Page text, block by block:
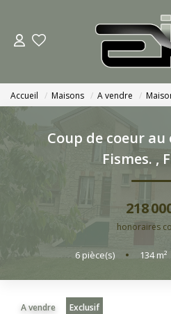
Nous
Nos
Accueil Maisons A vendre
Coup de coeur
Fismes. ,
218
honoraires
6pièce(s) • 134m²
A vendre Exclusif